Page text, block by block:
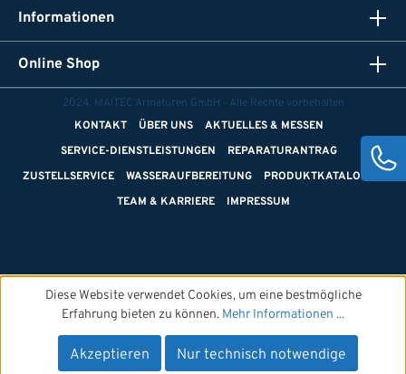
Informationen
Online Shop
2024, MAITEC Armaturen GmbH - Alle Rechte vorbehalten
KONTAKT
ÜBER UNS
AKTUELLES & MESSEN
SERVICE-DIENSTLEISTUNGEN
REPARATURANTRAG
ZUSTELLSERVICE
WASSERAUFBEREITUNG
PRODUKTKATALOGE
TEAM & KARRIERE
IMPRESSUM
Diese Website verwendet Cookies, um eine bestmögliche
Erfahrung bieten zu können. Mehr Informationen ...
Nur technisch notwendige
Akzeptieren